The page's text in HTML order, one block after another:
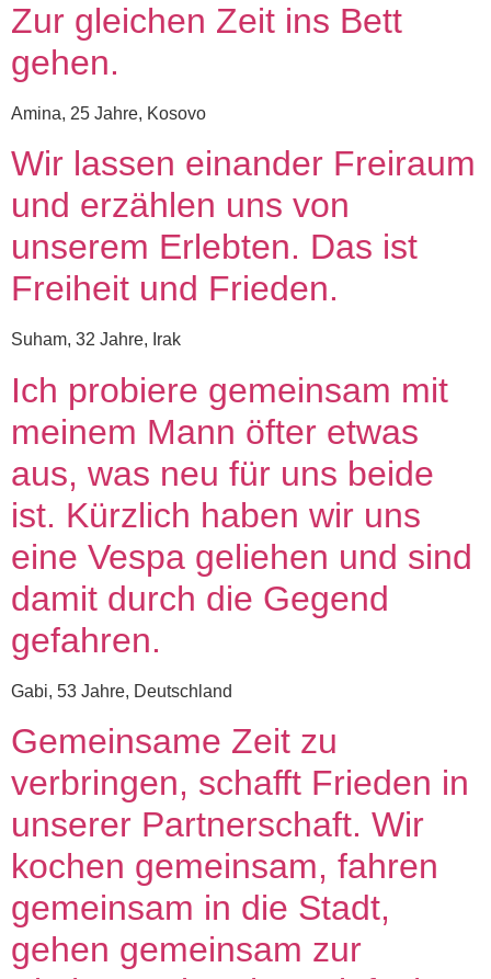
Zur gleichen Zeit ins Bett
gehen.
Amina, 25 Jahre, Kosovo
Wir lassen einander Freiraum
und erzählen uns von
unserem Erlebten. Das ist
Freiheit und Frieden.
Suham, 32 Jahre, Irak
Ich probiere gemeinsam mit
meinem Mann öfter etwas
aus, was neu für uns beide
ist. Kürzlich haben wir uns
eine Vespa geliehen und sind
damit durch die Gegend
gefahren.
Gabi, 53 Jahre, Deutschland
Gemeinsame Zeit zu
verbringen, schafft Frieden in
unserer Partnerschaft. Wir
kochen gemeinsam, fahren
gemeinsam in die Stadt,
gehen gemeinsam zur